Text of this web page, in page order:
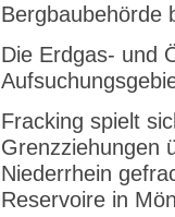
Bergbaubehörde
Die Erdgas- und
Fracking spielt
Grenzziehungen
Niederrhein
Reservoire in